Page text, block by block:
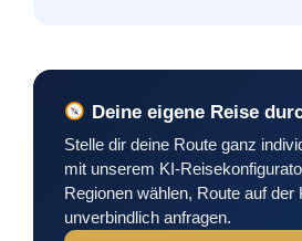
Deine eigene Reise
Stelle dir deine Route ganz
mit unserem KI-
Regionen wählen, Route auf der
unverbindlich anfragen.